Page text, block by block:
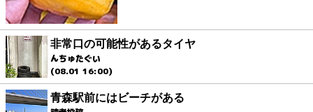
非常口の可能性があるタイヤ
んちゅたぐい
(08.01 16:00)
青森駅前にはビーチがある